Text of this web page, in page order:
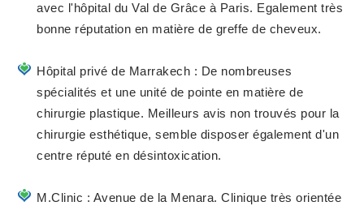
avec l'hôpital du Val de Grâce à Paris. Egalement très
bonne réputation en matière de greffe de cheveux.
Hôpital privé de Marrakech : De nombreuses
spécialités et une unité de pointe en matière de
chirurgie plastique. Meilleurs avis non trouvés pour la
chirurgie esthétique, semble disposer également d'un
centre réputé en désintoxication.
M.Clinic : Avenue de la Menara. Clinique très orientée